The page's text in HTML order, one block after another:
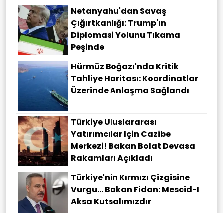
Netanyahu'dan Savaş
Çığırtkanlığı: Trump'ın
Diplomasi Yolunu Tıkama
Peşinde
Hürmüz Boğazı'nda Kritik
Tahliye Haritası: Koordinatlar
Üzerinde Anlaşma Sağlandı
Türkiye Uluslararası
Yatırımcılar Için Cazibe
Merkezi! Bakan Bolat Devasa
Rakamları Açıkladı
Türkiye'nin Kırmızı Çizgisine
Vurgu... Bakan Fidan: Mescid-I
Aksa Kutsalımızdır